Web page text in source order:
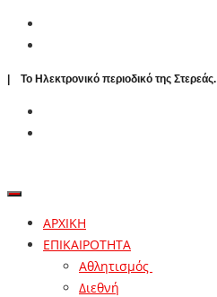
| To Ηλεκτρονικό περιοδικό της Στερεάς.
ΑΡΧΙΚΗ
ΕΠΙΚΑΙΡΟΤΗΤΑ
Αθλητισμός
Διεθνή